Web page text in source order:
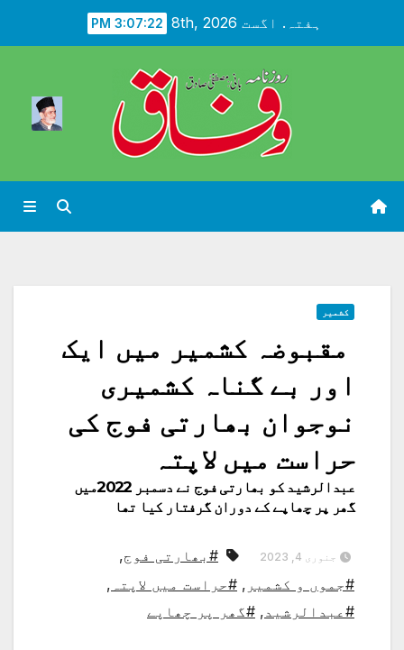
ہفتہ. اگست 8th, 2026 3:07:24 PM
کشمیر
مقبوضہ کشمیر میں ایک
اور بے گناہ کشمیری
نوجوان بھارتی فوج کی
حراست میں لاپتہ
عبدالرشید کو بھارتی فوج نے دسمبر 2022میں
گھر پر چھاپے کے دوران گرفتار کیا تھا
جنوری 4, 2023 #بھارتی فوج,
#جموں و کشمیر , #حراست میں لاپتہ ,
#عبدالرشید, #گھر پر چھاپے